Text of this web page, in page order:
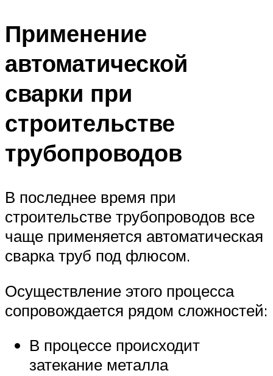
Применение
автоматической
сварки при
строительстве
трубопроводов
В последнее время при
строительстве трубопроводов все
чаще применяется автоматическая
сварка труб под флюсом.
Осуществление этого процесса
сопровождается рядом сложностей:
В процессе происходит
затекание металла